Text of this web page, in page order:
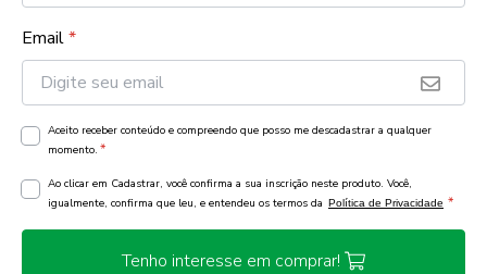
Email*
Aceito receber conteúdo e compreendo que posso me descadastrar a qualquer
momento. *
Ao clicar em Cadastrar, você confirma a sua inscrição neste produto. Você,
igualmente, confirma que leu, e entendeu os termos da Política de Privacidade *
Tenho interesse em comprar!